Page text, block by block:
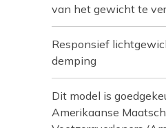
van het gewicht te
Responsief
demping
Dit model is
Amerikaanse